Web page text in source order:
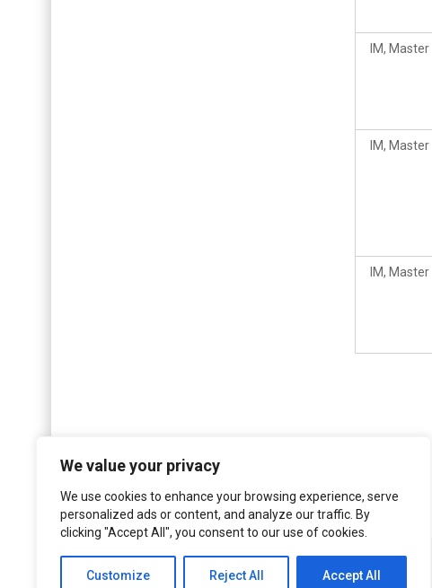
We value your privacy
We use cookies to enhance your browsing experience, serve
personalized ads or content, and analyze our traffic. By
clicking "Accept All", you consent to our use of cookies.
Customize Reject All Accept All
IM, Master
IM, Master
IM, Master